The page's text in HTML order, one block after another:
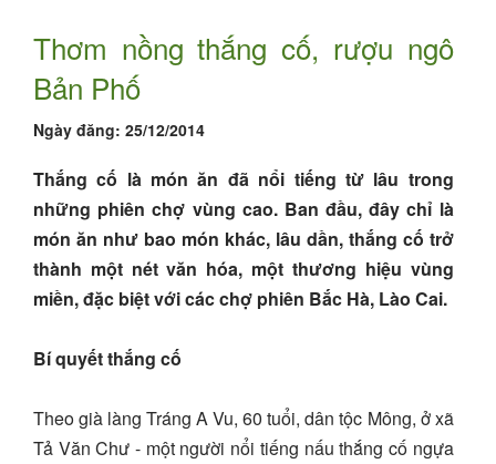
Thơm nồng thắng cố, rượu ngô
Bản Phố
Ngày đăng: 25/12/2014
Thắng cố là món ăn đã nổi tiếng từ lâu trong
những phiên chợ vùng cao. Ban đầu, đây chỉ là
món ăn như bao món khác, lâu dần, thắng cố trở
thành một nét văn hóa, một thương hiệu vùng
miền, đặc biệt với các chợ phiên Bắc Hà, Lào Cai.
Bí quyết thắng cố
Theo già làng Tráng A Vu, 60 tuổi, dân tộc Mông, ở xã
Tả Văn Chư - một người nổi tiếng nấu thắng cố ngựa